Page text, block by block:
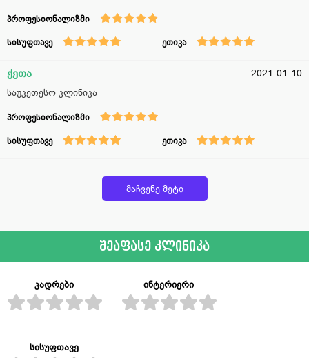
პროფესიონალიზმი
სისუფთავე ეთიკა
ქეთა
2021-01-10
საუკეთესო კლინიკა
პროფესიონალიზმი
სისუფთავე ეთიკა
მაჩვენე მეტი
შეაფასე კლინიკა
კადრები ინტერიერი
სისუფთავე